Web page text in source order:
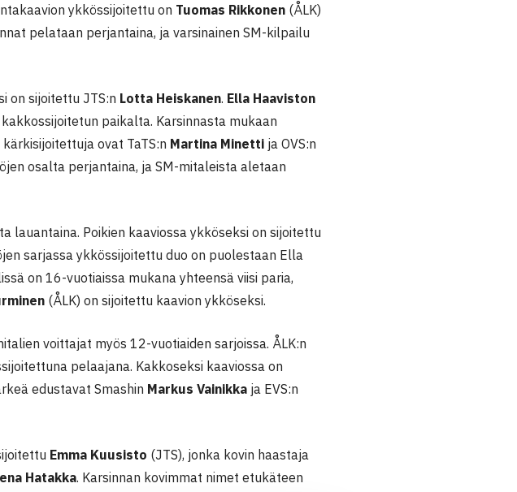
ykkössijoitettu on Tuomas Rikkonen (ÅLK)
pelataan perjantaina, ja varsinainen SM-kilpailu
on sijoitettu JTS:n Lotta Heiskanen. Ella Haaviston
paikalta. Karsinnasta mukaan
ovat TaTS:n Martina Minetti ja OVS:n
osalta perjantaina, ja SM-mitaleista aletaan
Poikien kaaviossa ykköseksi on sijoitettu
sarjassa ykkössijoitettu duo on puolestaan Ella
on 16-vuotiaissa mukana yhteensä viisi paria,
(ÅLK) on sijoitettu kaavion ykköseksi.
voittajat myös 12-vuotiaiden sarjoissa. ÅLK:n
pelaajana. Kakkoseksi kaaviossa on
edustavat Smashin Markus Vainikka ja EVS:n
Emma Kuusisto (JTS), jonka kovin haastaja
Hatakka. Karsinnan kovimmat nimet etukäteen